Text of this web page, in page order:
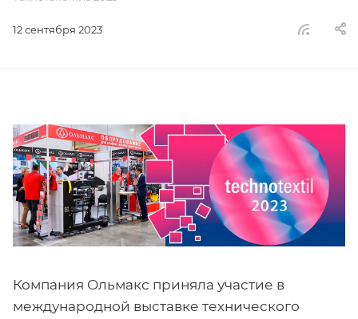
12 сентября 2023
Компания Ольмакс приняла участие в
международной выставке технического